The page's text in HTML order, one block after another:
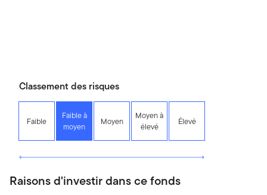
Classement des risques
Faible
Faible à
moyen
Moyen
Moyen à
élevé
Élevé
Raisons d'investir dans ce fonds